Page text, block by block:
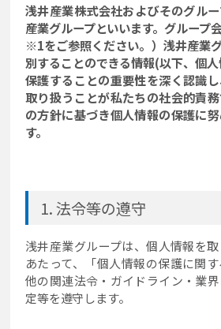
浅井産業株式会社およびそのグル
産業グループといいます。グループ
※1をご参照ください。）浅井産業
別することのできる情報(以下、個
保護することの重要性を深く認識
取り扱うことが私たちの社会的責
の方針に基づき個人情報の保護に
す。
法令等の遵守
浅井産業グループは、個人情報を
あたって、「個人情報の保護に関
他の関連法令・ガイドライン・業
定等を遵守します。